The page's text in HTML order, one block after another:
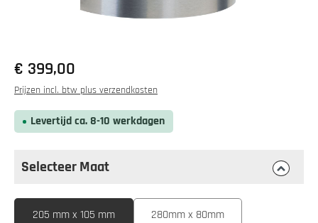
Normale prijs:
€ 399,00
Prijzen incl. btw plus verzendkosten
Levertijd ca. 8-10 werkdagen
Selecteer Maat
Selecteer
Maat
205 mm x 105 mm 280mm x 80mm